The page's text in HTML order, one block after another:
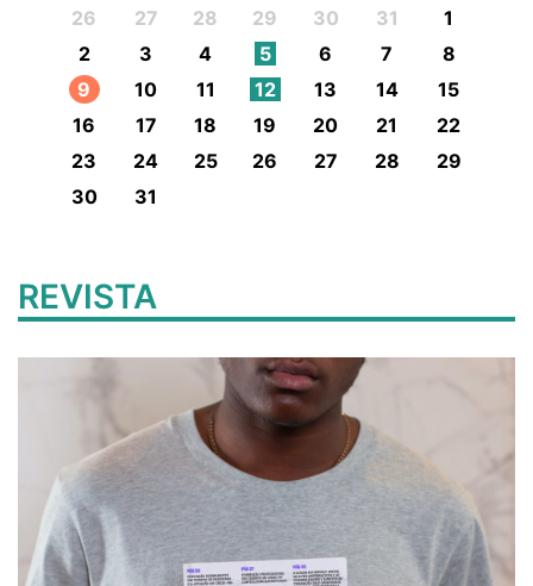
26
27 28 29 30 31
1
2
3 4 5 6 7
8
9
10 11 12 13 14
15
16
17 18 19 20 21
22
23
24 25 26 27 28
29
30
31
REVISTA